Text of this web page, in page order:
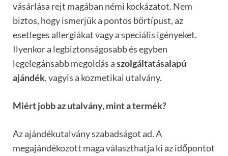
vásárlása rejt magában némi kockázatot. Nem
biztos, hogy ismerjük a pontos bőrtípust, az
esetleges allergiákat vagy a speciális igényeket.
Ilyenkor a legbiztonságosabb és egyben
legelegánsabb megoldás aszolgáltatásalapú
ajándék, vagyis a kozmetikai utalvány.
Miért jobb az utalvány, mint a termék?
Az ajándékutalvány szabadságot ad. A
megajándékozott maga választhatja ki az időpontot